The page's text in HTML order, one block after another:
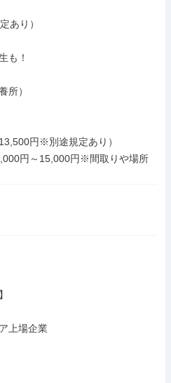
あり）
も！
所）
円※別途規定あり）
円～15,000円※間取りや場所
上場企業